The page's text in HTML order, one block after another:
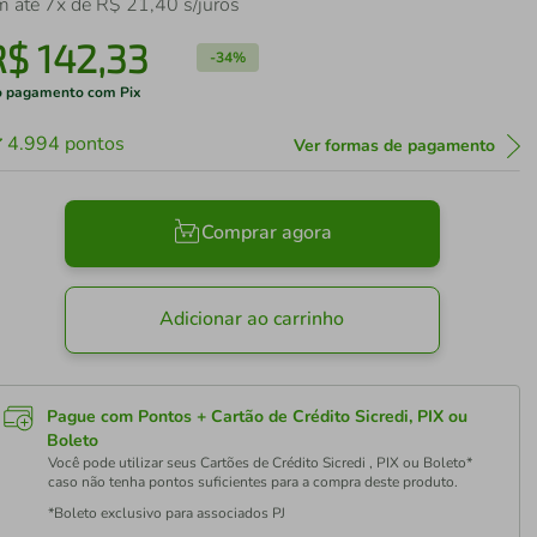
142,33 -34%
pagamento com Pix
4.994 pontos Ver formas de pagamento
Comprar agora
Adicionar ao carrinho
Pague com Pontos + Cartão de Crédito Sicredi, PIX ou
Boleto
Você pode utilizar seus Cartões de Crédito Sicredi , PIX ou Boleto*
caso não tenha pontos suficientes para a compra deste produto.
*Boleto exclusivo para associados PJ